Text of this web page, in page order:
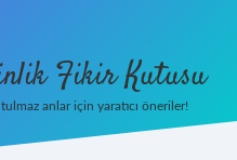
Fikir Kutusu
anlar için yaratıcı öneriler!